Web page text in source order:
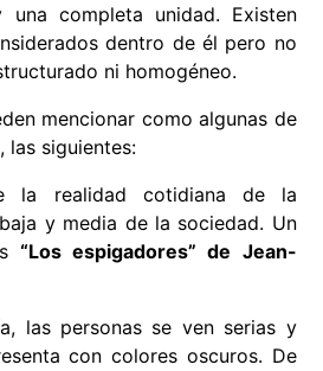
una completa unidad. Existen
dentro de él pero no
ni homogéneo.
mencionar como algunas de
las siguientes:
la realidad cotidiana de la
y media de la sociedad. Un
“Los espigadores” de Jean-
las personas se ven serias y
con colores oscuros. De